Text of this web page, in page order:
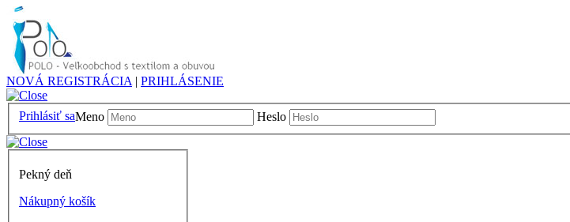
NOVÁ REGISTRÁCIA | PRIHLÁSENIE
Meno Heslo
Prihlásiť sa
Pekný deň
Nákupný košík